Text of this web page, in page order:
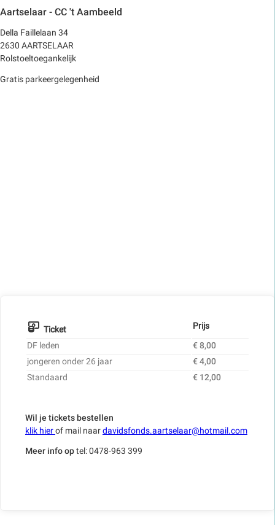
Aartselaar - CC 't Aambeeld
Della Faillelaan 34
2630 AARTSELAAR
Rolstoeltoegankelijk
Gratis parkeergelegenheid
Ticket
Prijs
DF leden
€ 8,00
jongeren onder 26 jaar
€ 4,00
Standaard
€ 12,00
Wil je tickets bestellen
klik hierof mail naardavidsfonds.aartselaar@hotmail.com
Meer info optel: 0478-963 399